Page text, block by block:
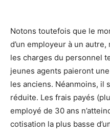
Notons toutefois que le
d’un employeur à un
les charges du personnel
jeunes agents paieront
les anciens. Néanmoins, il
réduite. Les frais payés
employé de 30 ans
cotisation la plus basse